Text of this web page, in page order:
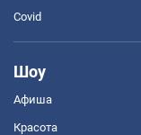
Covid
Шоу
Афиша
Красота